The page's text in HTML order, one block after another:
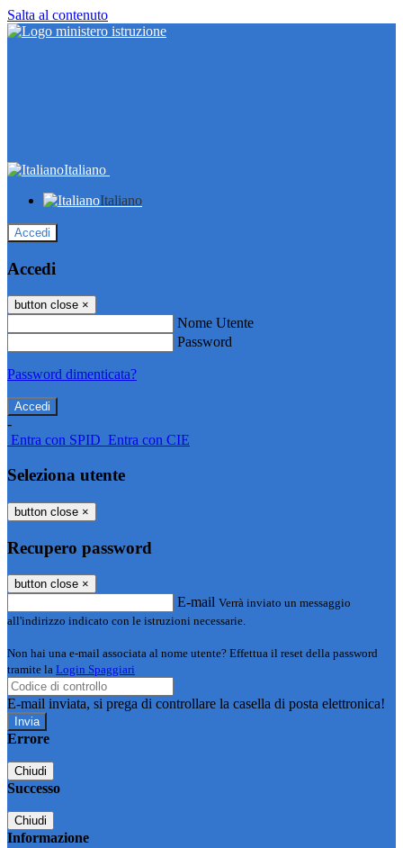
Salta al contenuto
Italiano
Italiano
Accedi
Accedi
button close ×
Nome Utente
Password
Password dimenticata?
-
Entra con SPID Entra con CIE
Seleziona utente
button close ×
Recupero password
button close ×
E-mail Verrà inviato un messaggio
all'indirizzo indicato con le istruzioni necessarie.
Non hai una e-mail associata al nome utente? Effettua il reset della password
tramite la Login Spaggiari
E-mail inviata, si prega di controllare la casella di posta elettronica!
Errore
Chiudi
Successo
Chiudi
Informazione